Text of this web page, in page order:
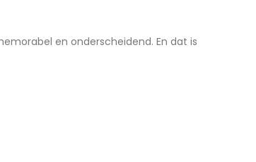
en onderscheidend. En dat is